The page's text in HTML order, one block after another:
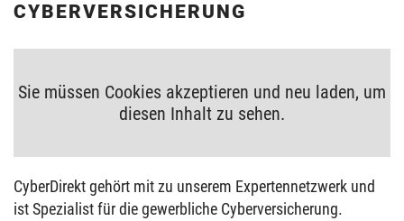
CYBERVERSICHERUNG
Sie müssen Cookies akzeptieren und neu laden, um
diesen Inhalt zu sehen.
CyberDirekt gehört mit zu unserem Expertennetzwerk und
ist Spezialist für die gewerbliche Cyberversicherung.